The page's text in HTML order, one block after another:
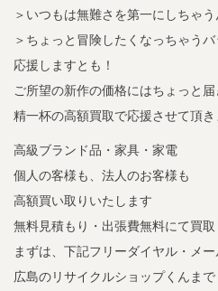
＞いつもは無難さを第一にしちゃう
＞ちょっと冒険したくなっちゃう
応援しますとも！
ご所望の新作の価格にはちょっと届
精一杯の高額買取で応援させて頂き
高級ブランド品・家具・家電
個人の客様も、法人のお客様も
高額買い取りいたします
無料見積もり・出張費無料にて買取
まずは、下記フリーダイヤル・メ
広島のリサイクルショップくんまで